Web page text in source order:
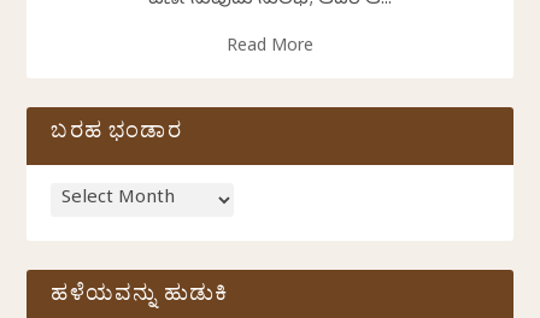
Read More
ಬರಹ ಭಂಡಾರ
ಹಳೆಯವನ್ನು ಹುಡುಕಿ